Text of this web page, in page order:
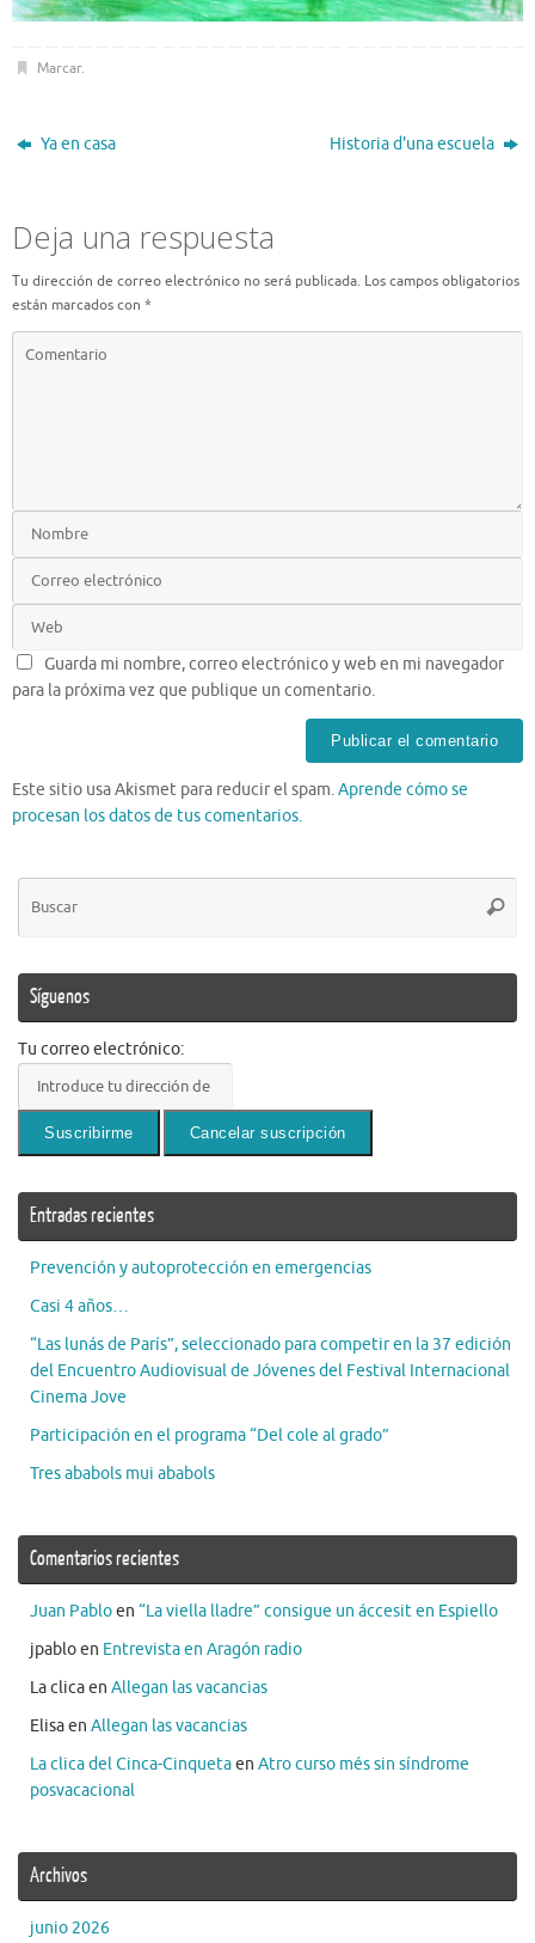
Marcar.
Ya en casa Historia d'una escuela
Deja una respuesta
Tu dirección de correo electrónico no será publicada. Los campos obligatorios
están marcados con *
Guarda mi nombre, correo electrónico y web en mi navegador
para la próxima vez que publique un comentario.
Este sitio usa Akismet para reducir el spam.Aprende cómo se
procesan los datos de tus comentarios.
Síguenos
Tu correo electrónico:
Entradas recientes
Prevención y autoprotección en emergencias
Casi 4 años…
“Las lunás de París”, seleccionado para competir en la 37 edición
del Encuentro Audiovisual de Jóvenes del Festival Internacional
Cinema Jove
Participación en el programa “Del cole al grado”
Tres ababols mui ababols
Comentarios recientes
Juan Pabloen “La viella lladre” consigue un áccesit en Espiello
jpabloen Entrevista en Aragón radio
La clicaen Allegan las vacancias
Elisaen Allegan las vacancias
La clica del Cinca-Cinquetaen Atro curso més sin síndrome
posvacacional
Archivos
junio 2026